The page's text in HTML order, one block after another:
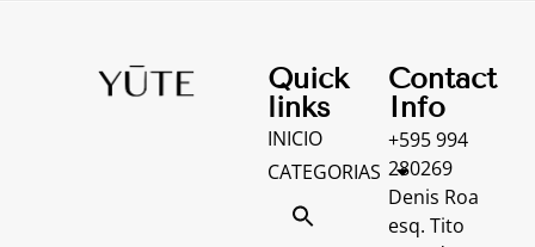
Quick
links
INICIO
CATEGORIAS
Contact
Info
+595 994
280269
Denis Roa
esq. Tito